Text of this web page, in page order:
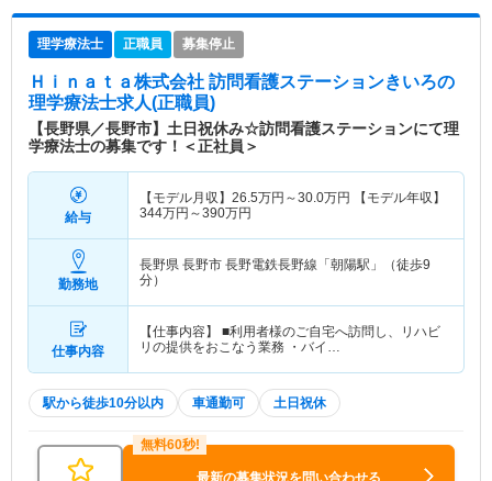
理学療法士 正職員 募集停止
Ｈｉｎａｔａ株式会社 訪問看護ステーションきいろの
理学療法士求人(正職員)
【長野県／長野市】土日祝休み☆訪問看護ステーションにて理
学療法士の募集です！＜正社員＞
給与
【モデル月収】 26.5万円～30.0万円
【モデル年収】
344万円～390万円
勤務地
長野県 長野市 長野電鉄長野線「朝陽駅」（徒歩9
分）
仕事内容
【仕事内容】 ■利用者様のご自宅へ訪問し、リハビ
リの提供をおこなう業務 ・バイ…
駅から徒歩10分以内 車通勤可 土日祝休
最新の募集状況を問い合わせる